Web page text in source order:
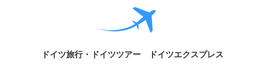
ドイツ旅行・ドイツツアー ドイツエクスプレス